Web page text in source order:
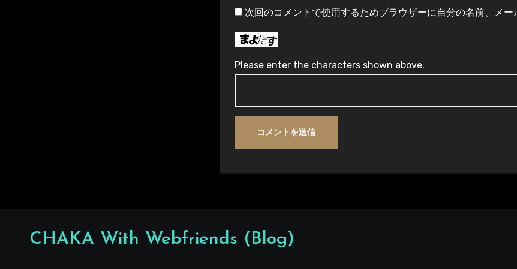
次回のコメントで使用するためブラウザーに自分の名前、メー
Please enter the characters shown above.
CHAKA With Webfriends (Blog)